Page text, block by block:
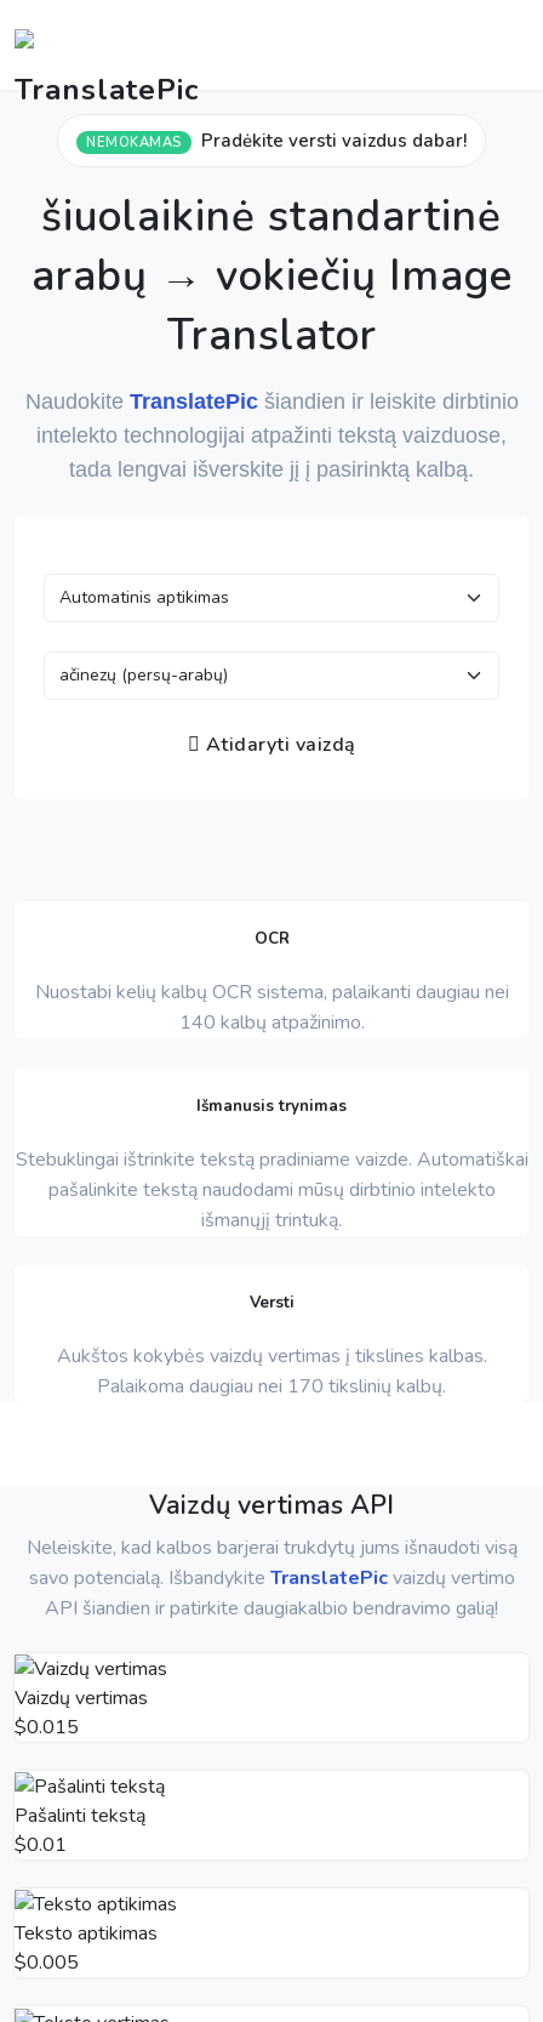
NEMOKAMAS Pradėkite versti vaizdus dabar!
šiuolaikinė standartinė
arabų → vokiečių Image
Translator
Naudokite TranslatePicšiandien ir leiskite dirbtinio
intelekto technologijai atpažinti tekstą vaizduose,
tada lengvai išverskite jį į pasirinktą kalbą.
Atidaryti vaizdą
OCR
Nuostabi kelių kalbų OCR sistema, palaikanti daugiau nei
140 kalbų atpažinimo.
Išmanusis trynimas
Stebuklingai ištrinkite tekstą pradiniame vaizde. Automatiškai
pašalinkite tekstą naudodami mūsų dirbtinio intelekto
išmanųjį trintuką.
Versti
Aukštos kokybės vaizdų vertimas į tikslines kalbas.
Palaikoma daugiau nei 170 tikslinių kalbų.
Vaizdų vertimas API
Neleiskite, kad kalbos barjerai trukdytų jums išnaudoti visą
savo potencialą. Išbandykite TranslatePicvaizdų vertimo
API šiandien ir patirkite daugiakalbio bendravimo galią!
Vaizdų vertimas
$0.015
Pašalinti tekstą
$0.01
Teksto aptikimas
$0.005